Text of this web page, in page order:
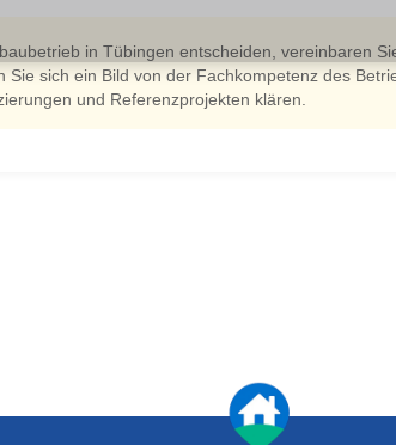
in Tübingen entscheiden, vereinbaren
Sie sich ein Bild von der Fachkompetenz des
und Referenzprojekten klären.